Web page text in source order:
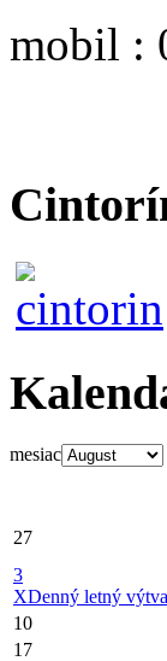
mobil :
mesiac
27
3
XDenný letný
10
17